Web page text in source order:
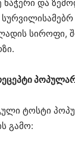
და
სიროფი,
ტოსტი
გამო: